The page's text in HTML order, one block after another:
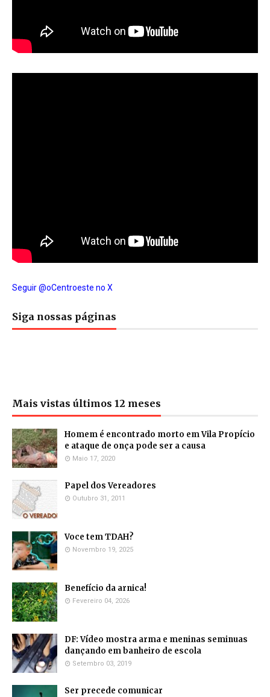
Seguir @oCentroeste no X
Siga nossas páginas
Mais vistas últimos 12 meses
Homem é encontrado morto em Vila Propício
e ataque de onça pode ser a causa
Maio 17, 2020
Papel dos Vereadores
Outubro 31, 2011
Voce tem TDAH?
Novembro 19, 2025
Benefício da arnica!
Fevereiro 04, 2026
DF: Vídeo mostra arma e meninas seminuas
dançando em banheiro de escola
Setembro 03, 2019
Ser precede comunicar